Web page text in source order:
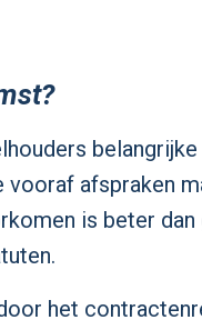
afspraken
is beter
het